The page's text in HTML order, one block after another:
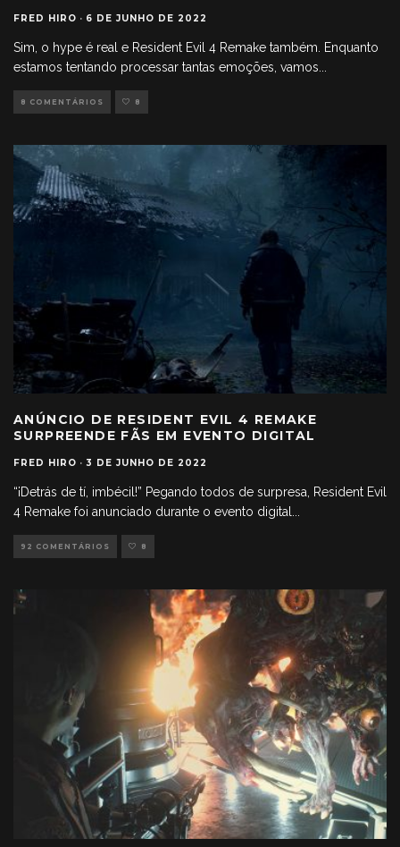
FRED HIRO · 6 DE JUNHO DE 2022
Sim, o hype é real e Resident Evil 4 Remake também. Enquanto
estamos tentando processar tantas emoções, vamos
8 COMENTÁRIOS 8
ANÚNCIO DE RESIDENT EVIL 4 REMAKE
SURPREENDE FÃS EM EVENTO DIGITAL
FRED HIRO · 3 DE JUNHO DE 2022
“¡Detrás de tí, imbécil!” Pegando todos de surpresa, Resident Evil
4 Remake foi anunciado durante o evento digital...
92 COMENTÁRIOS 8